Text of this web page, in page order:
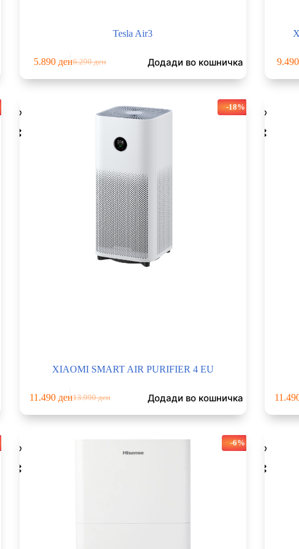
Tesla Air3
6.290ден
Original
price
5.890 денCurrent
price
Додади во кошничка 9.490
-18%
XIAOMI SMART AIR PURIFIER 4 EU
13.990ден
Original
price
11.490 денCurrent
price
Додади во кошничка
-6%